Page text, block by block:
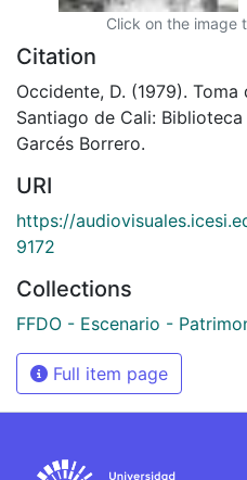
Click on the image
Citation
Occidente, D. (1979).
Santiago de Cali:
Garcés Borrero.
URI
https://
9172
Collections
FFDO - Escenario -
Full item page